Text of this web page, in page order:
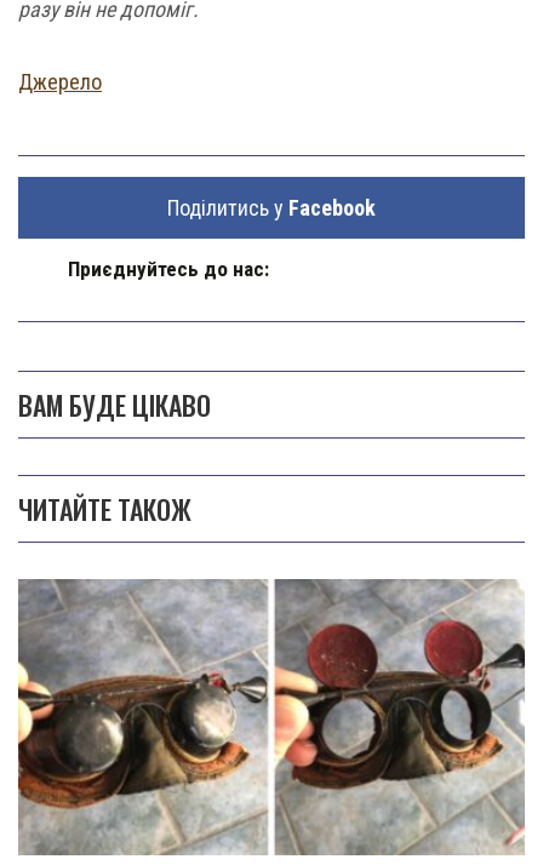
разу він не допоміг.
Джерело
Поділитись у Facebook
Приєднуйтесь до нас:
ВАМ БУДЕ ЦІКАВО
ЧИТАЙТЕ ТАКОЖ